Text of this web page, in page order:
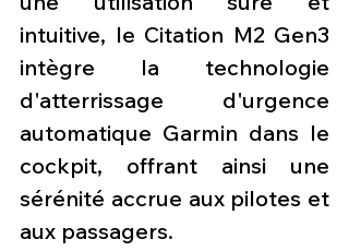
intuitive, le Citation M2 Gen3
intègre la technologie
d'atterrissage d'urgence
automatique Garmin dans le
cockpit, offrant ainsi une
sérénité accrue aux pilotes et
aux passagers.